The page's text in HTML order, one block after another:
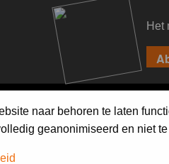
Het
naar behoren te laten
geanonimiseerd en niet